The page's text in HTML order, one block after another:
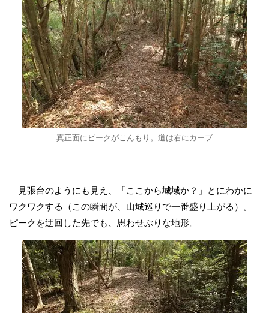
真正面にピークがこんもり。道は右にカーブ
見張台のようにも見え、「ここから城域か？」とにわかに
ワクワクする（この瞬間が、山城巡りで一番盛り上がる）。
ピークを迂回した先でも、思わせぶりな地形。